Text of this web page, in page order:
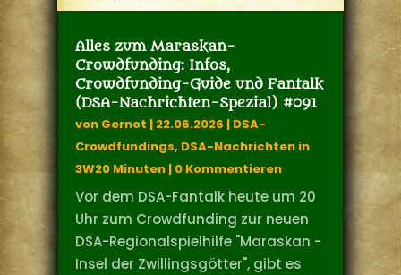
Alles zum Maraskan-
Crowdfunding: Infos,
Crowdfunding-Guide und Fantalk
(DSA-Nachrichten-Spezial) #091
von Gernot | 22.06.2026 | DSA-
Crowdfundings, DSA-Nachrichten in
3W20 Minuten| 0 Kommentieren
Vor dem DSA-Fantalk heute um 20
Uhr zum Crowdfunding zur neuen
DSA-Regionalspielhilfe "Maraskan -
Insel der Zwillingsgötter", gibt es